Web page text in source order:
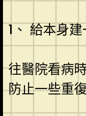
1、 給本身
往醫院看病
防止一些重